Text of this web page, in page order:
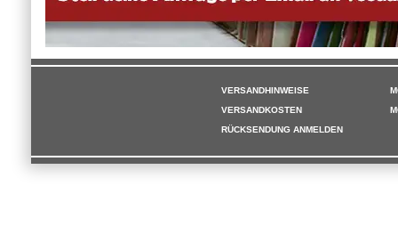
VERSANDHINWEISE
VERSANDKOSTEN
RÜCKSENDUNG ANMELDEN